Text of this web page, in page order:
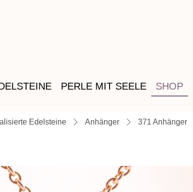
PERLE MIT SEELE SHOP
Edelsteine Anhänger 371 Anhänger